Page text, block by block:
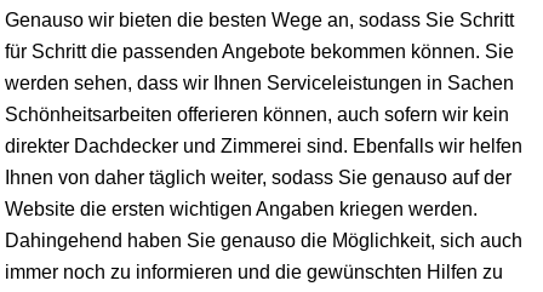
Genauso wir bieten die besten Wege an, sodass Sie Schritt
für Schritt die passenden Angebote bekommen können. Sie
werden sehen, dass wir Ihnen Serviceleistungen in Sachen
Schönheitsarbeiten offerieren können, auch sofern wir kein
direkter Dachdecker und Zimmerei sind. Ebenfalls wir helfen
Ihnen von daher täglich weiter, sodass Sie genauso auf der
Website die ersten wichtigen Angaben kriegen werden.
Dahingehend haben Sie genauso die Möglichkeit, sich auch
immer noch zu informieren und die gewünschten Hilfen zu